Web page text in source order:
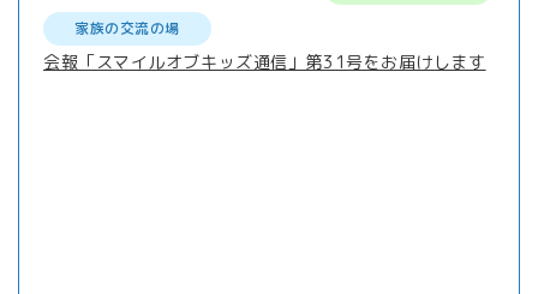
家族の交流の場
会報「スマイルオブキッズ通信」第31号をお届けします